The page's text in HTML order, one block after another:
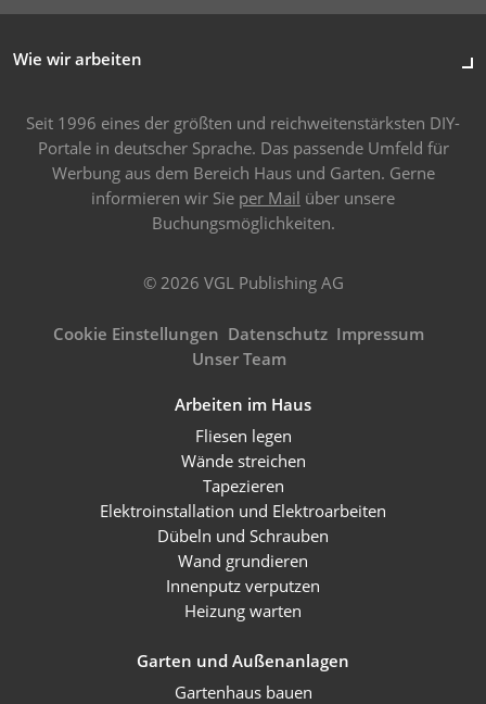
Wie wir arbeiten
Seit 1996 eines der größten und reichweitenstärksten DIY-
Portale in deutscher Sprache. Das passende Umfeld für
Werbung aus dem Bereich Haus und Garten. Gerne
informieren wir Sie per Mail über unsere
Buchungsmöglichkeiten.
© 2026 VGL Publishing AG
Cookie Einstellungen Datenschutz Impressum
Unser Team
Arbeiten im Haus
Fliesen legen
Wände streichen
Tapezieren
Elektroinstallation und Elektroarbeiten
Dübeln und Schrauben
Wand grundieren
Innenputz verputzen
Heizung warten
Garten und Außenanlagen
Gartenhaus bauen